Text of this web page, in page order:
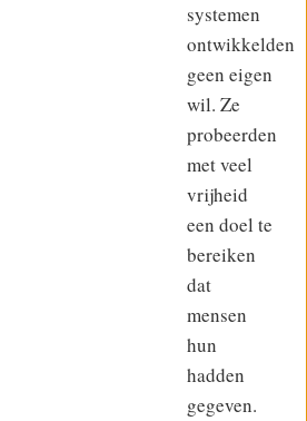
systemen
ontwikkelden
geen eigen
wil. Ze
probeerden
met veel
vrijheid
een doel te
bereiken
dat
mensen
hun
hadden
gegeven.